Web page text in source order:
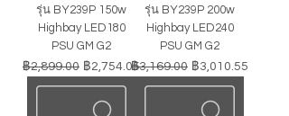
รุ่น BY239P 150w
Highbay LED180
PSU GM G2
ราคาปกติ
฿2,899.00 ราคาขายลด
฿2,754.05
รุ่น BY239P 200w
Highbay LED240
PSU GM G2
ราคาปกติ
฿3,169.00 ราคาขายลด
฿3,010.55